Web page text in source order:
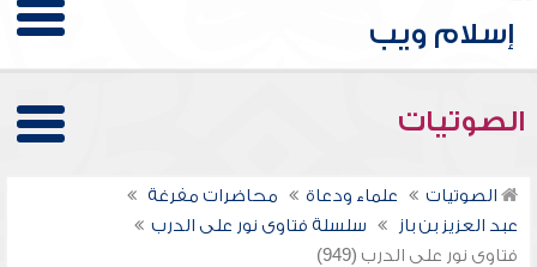
الصوتيات
الصوتيات علماء ودعاة
محاضرات مفرغة
عبد العزيز بن باز
سلسلة فتاوى نور على الدرب
فتاوى نور على الدرب (949)